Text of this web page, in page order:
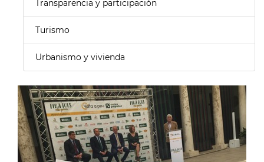
Transparencia y participación
Turismo
Urbanismo y vivienda